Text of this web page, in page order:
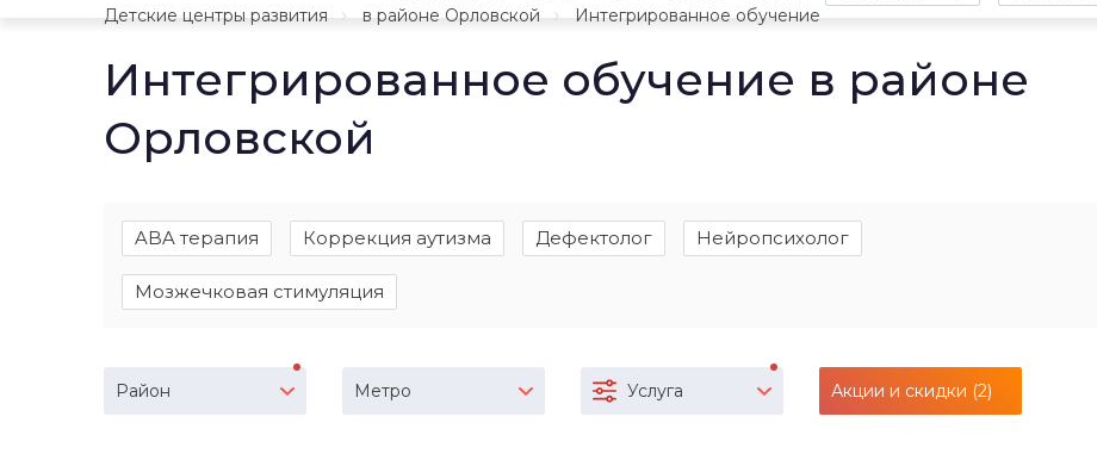
Детские центры развития
в районе Орловской Интегрированное обучение
Интегрированное обучение в районе
Орловской
ABA терапия Коррекция аутизма Дефектолог Нейропсихолог
Мозжечковая стимуляция
Район Метро Услуга Акции и скидки (2)